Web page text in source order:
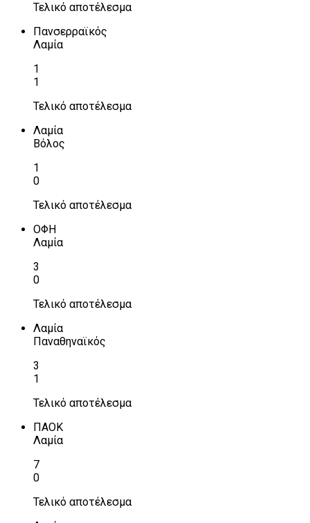
Τελικό αποτέλεσμα
Πανσερραϊκός
Λαμία
1
1
Τελικό αποτέλεσμα
Λαμία
Βόλος
1
0
Τελικό αποτέλεσμα
ΟΦΗ
Λαμία
3
0
Τελικό αποτέλεσμα
Λαμία
Παναθηναϊκός
3
1
Τελικό αποτέλεσμα
ΠΑΟΚ
Λαμία
7
0
Τελικό αποτέλεσμα